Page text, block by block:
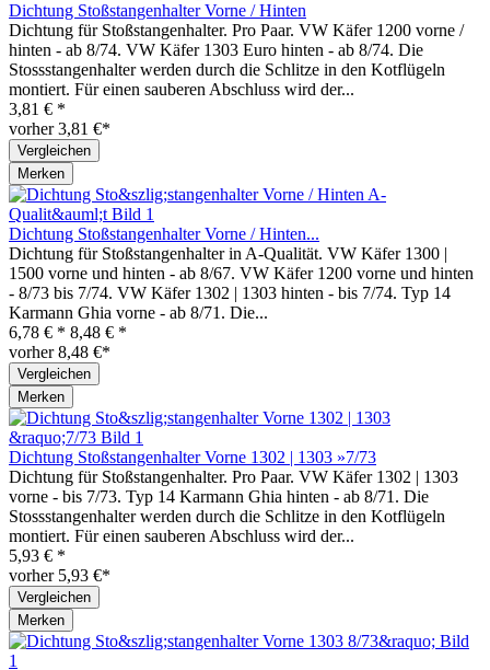
Dichtung Stoßstangenhalter Vorne / Hinten
Dichtung für Stoßstangenhalter. Pro Paar. VW Käfer 1200 vorne /
hinten - ab 8/74. VW Käfer 1303 Euro hinten - ab 8/74. Die
Stossstangenhalter werden durch die Schlitze in den Kotflügeln
montiert. Für einen sauberen Abschluss wird der...
3,81 € *
vorher 3,81 €*
Vergleichen
Merken
Dichtung Stoßstangenhalter Vorne / Hinten...
Dichtung für Stoßstangenhalter in A-Qualität. VW Käfer 1300 |
1500 vorne und hinten - ab 8/67. VW Käfer 1200 vorne und hinten
- 8/73 bis 7/74. VW Käfer 1302 | 1303 hinten - bis 7/74. Typ 14
Karmann Ghia vorne - ab 8/71. Die...
6,78 € * 8,48 € *
vorher 8,48 €*
Vergleichen
Merken
Dichtung Stoßstangenhalter Vorne 1302 | 1303 »7/73
Dichtung für Stoßstangenhalter. Pro Paar. VW Käfer 1302 | 1303
vorne - bis 7/73. Typ 14 Karmann Ghia hinten - ab 8/71. Die
Stossstangenhalter werden durch die Schlitze in den Kotflügeln
montiert. Für einen sauberen Abschluss wird der...
5,93 € *
vorher 5,93 €*
Vergleichen
Merken